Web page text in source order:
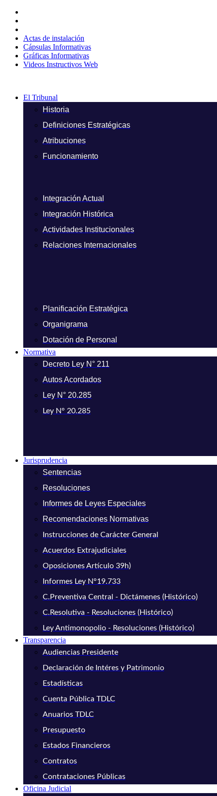
contenido
Actas de instalación
Cápsulas Informativas
Gráficas Informativas
Videos Instructivos Web
El Tribunal
Historia
Definiciones Estratégicas
Atribuciones
Funcionamiento
Integración Actual
Integración Histórica
Actividades Institucionales
Relaciones Internacionales
Planificación Estratégica
Organigrama
Dotación de Personal
Normativa
Decreto Ley N° 211
Autos Acordados
Ley N° 20.285
Ley N° 20.285
Jurisprudencia
Sentencias
Resoluciones
Informes de Leyes Especiales
Recomendaciones Normativas
Instrucciones de Carácter General
Acuerdos Extrajudiciales
Oposiciones Artículo 39h)
Informes Ley N°19.733
C.Preventiva Central - Dictámenes (Histórico)
C.Resolutiva - Resoluciones (Histórico)
Ley Antimonopolio - Resoluciones (Histórico)
Transparencia
Audiencias Presidente
Declaración de Intéres y Patrimonio
Estadísticas
Cuenta Pública TDLC
Anuarios TDLC
Presupuesto
Estados Financieros
Contratos
Contrataciones Públicas
Oficina Judicial